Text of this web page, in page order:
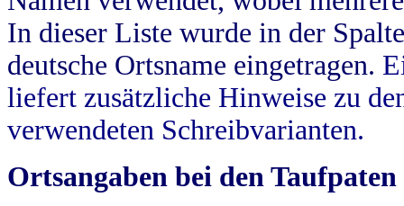
In dieser Liste wurde in der
deutsche Ortsname eingetragen.
liefert zusätzliche Hinweise zu
verwendeten Schreibvarianten.
Ortsangaben bei den Taufpaten